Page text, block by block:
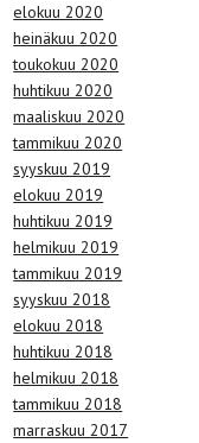
elokuu 2020
heinäkuu 2020
toukokuu 2020
huhtikuu 2020
maaliskuu 2020
tammikuu 2020
syyskuu 2019
elokuu 2019
huhtikuu 2019
helmikuu 2019
tammikuu 2019
syyskuu 2018
elokuu 2018
huhtikuu 2018
helmikuu 2018
tammikuu 2018
marraskuu 2017